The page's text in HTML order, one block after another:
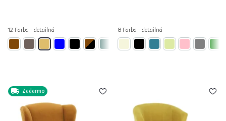
12 Farba - detailná 8 Farba - detailná
Zadarmo